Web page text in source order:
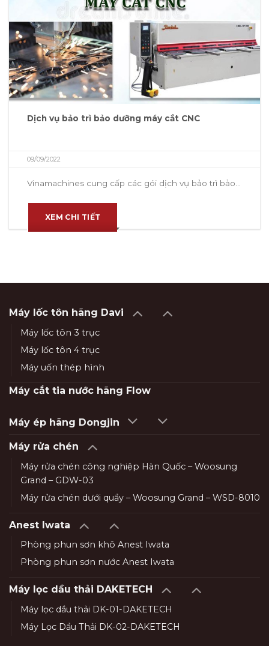
Dịch vụ bảo trì bảo dưỡng máy cắt CNC
09/09/2022
Vinamachines cung cấp các gói dịch vụ bảo trì bảo...
XEM CHI TIẾT
Máy lốc tôn hãng Davi
Máy lốc tôn 3 trục
Máy lốc tôn 4 trục
Máy uốn thép hình
Máy cắt tia nước hãng Flow
Máy ép hãng Dongjin
Máy rửa chén
Máy rửa chén công nghiệp Hàn Quốc – Woosung
Grand – GDW-03
Máy rửa chén dưới quầy – Woosung Grand – WSD-8010
Anest Iwata
Phòng phun sơn khô Anest Iwata
Phòng phun sơn nước Anest Iwata
Máy lọc dầu thải DAKETECH
Máy lọc dầu thải DK-01-DAKETECH
Máy Lọc Dầu Thải DK-02-DAKETECH